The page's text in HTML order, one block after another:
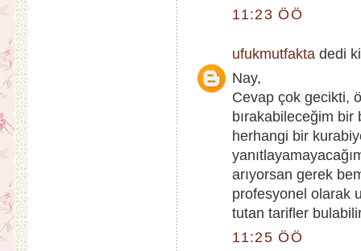
11:23 ÖÖ
ufukmutfakta dedi
Nay,
Cevap çok gecikti,
bırakabileceğim
herhangi bir
arıyorsan gerek
profesyonel olarak
tutan tarifler
11:25 ÖÖ